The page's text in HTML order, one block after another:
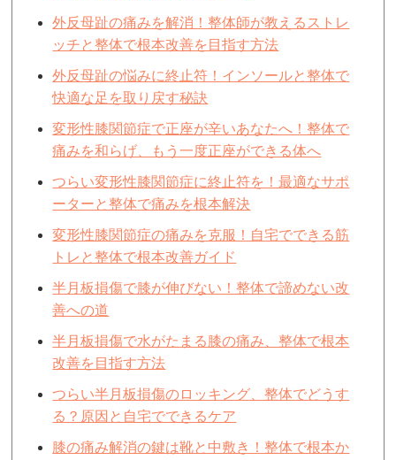
外反母趾の痛みを解消！整体師が教えるストレ
ッチと整体で根本改善を目指す方法
外反母趾の悩みに終止符！インソールと整体で
快適な足を取り戻す秘訣
変形性膝関節症で正座が辛いあなたへ！整体で
痛みを和らげ、もう一度正座ができる体へ
つらい変形性膝関節症に終止符を！最適なサポ
ーターと整体で痛みを根本解決
変形性膝関節症の痛みを克服！自宅でできる筋
トレと整体で根本改善ガイド
半月板損傷で膝が伸びない！整体で諦めない改
善への道
半月板損傷で水がたまる膝の痛み、整体で根本
改善を目指す方法
つらい半月板損傷のロッキング、整体でどうす
る？原因と自宅でできるケア
膝の痛み解消の鍵は靴と中敷き！整体で根本か